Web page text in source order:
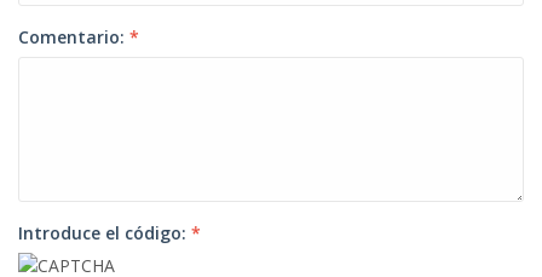
Comentario: *
Introduce el código: *